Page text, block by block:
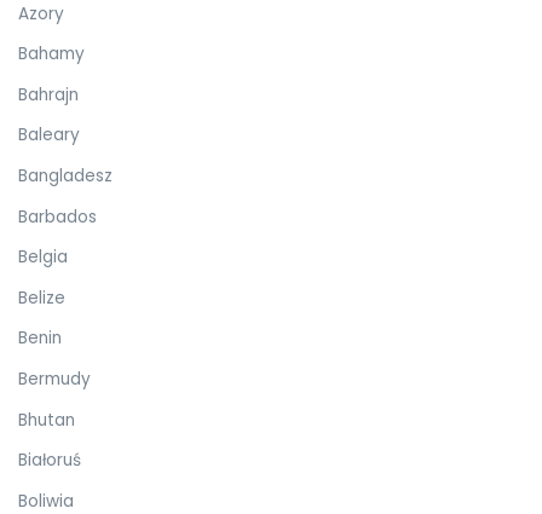
Azory
Bahamy
Bahrajn
Baleary
Bangladesz
Barbados
Belgia
Belize
Benin
Bermudy
Bhutan
Białoruś
Boliwia